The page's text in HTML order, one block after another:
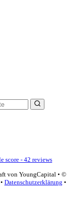
score - 42 reviews
von YoungCapital • ©
• Datenschutzerklärung •